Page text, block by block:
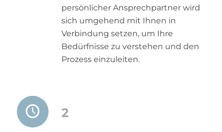
persönlicher Ansprechpartner wird
sich umgehend mit Ihnen in
Verbindung setzen, um Ihre
Bedürfnisse zu verstehen und den
Prozess einzuleiten.
2